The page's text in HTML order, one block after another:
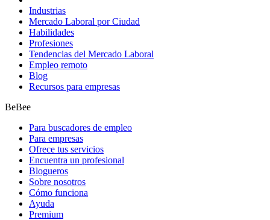
Industrias
Mercado Laboral por Ciudad
Habilidades
Profesiones
Tendencias del Mercado Laboral
Empleo remoto
Blog
Recursos para empresas
BeBee
Para buscadores de empleo
Para empresas
Ofrece tus servicios
Encuentra un profesional
Blogueros
Sobre nosotros
Cómo funciona
Ayuda
Premium